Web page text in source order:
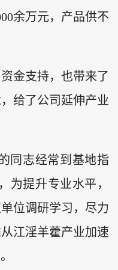
余万元，产品供不
金支持，也带来了
给了公司延伸产业
同志经常到基地指
为提升专业水平，
位调研学习，尽力
江淫羊藿产业加速